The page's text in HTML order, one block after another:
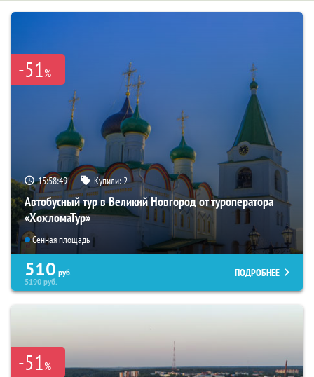
-51%
15:58:48 Купили:2
Автобусный тур в Великий Новгород от туроператора
«ХохломаТур»
Сенная площадь
510 руб.
5190руб.
ПОДРОБНЕЕ
-51%